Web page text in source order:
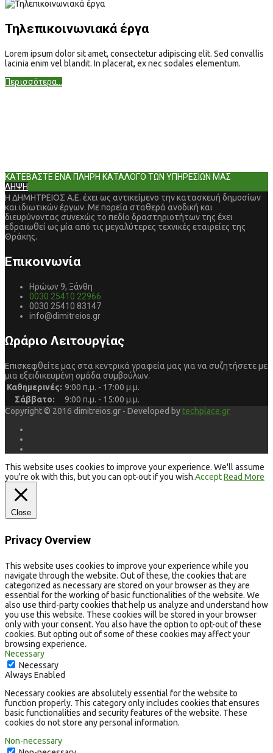
Τηλεπικοινωνιακά έργα
Lorem ipsum dolor sit amet, consectetur adipiscing elit. Sed convallis
lacinia enim vel blandit. In placerat, ex nec sodales elementum.
Περισσότερα...
ΚΑΤΕΒΑΣΤΕ ΕΝΑ ΠΛΗΡΗ ΚΑΤΑΛΟΓΟ ΤΩΝ ΥΠΗΡΕΣΙΩΝ ΜΑΣ
ΛΗΨΗ
Η ΔΗΜΗΤΡΕΙΟΣ Α.Ε. έχει ως αντικείμενο την κατασκευή δημοσίων
και ιδιωτικών έργων. Με πορεία σταθερά ανοδική και
διευρύνοντας συνεχώς το πεδίο δραστηριοτήτων της έχει
εδραιωθεί ως μία από τις μεγαλύτερες τεχνικές εταιρείες της
Θράκης.
Επικοινωνία
Ηρώων 9, Ξάνθη
0030 25410 22966
0030 25410 83147
info@dimitreios.gr
Ωράριο Λειτουργίας
Επισκεφθείτε μας στα κεντρικά γραφεία μας για να συζητήσετε με
μια εξειδικευμένη ομάδα συμβούλων.
Καθημερινές: 9:00 π.μ. - 17:00 μ.μ.
Σάββατο:
9:00 π.μ. - 15:00 μ.μ.
Copyright © 2016 dimitreios.gr - Developed by techplace.gr
This website uses cookies to improve your experience. We'll assume
you're ok with this, but you can opt-out if you wish.AcceptRead More
Close
Privacy Overview
This website uses cookies to improve your experience while you
navigate through the website. Out of these, the cookies that are
categorized as necessary are stored on your browser as they are
essential for the working of basic functionalities of the website. We
also use third-party cookies that help us analyze and understand how
you use this website. These cookies will be stored in your browser
only with your consent. You also have the option to opt-out of these
cookies. But opting out of some of these cookies may affect your
browsing experience.
Necessary
Necessary
Always Enabled
Necessary cookies are absolutely essential for the website to
function properly. This category only includes cookies that ensures
basic functionalities and security features of the website. These
cookies do not store any personal information.
Non-necessary